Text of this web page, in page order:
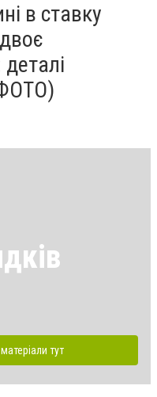
в ставку
деталі
матеріали тут